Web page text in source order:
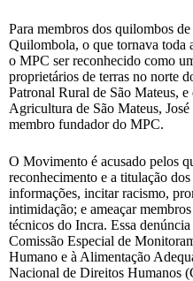
Para membros dos quilombos
Quilombola, o que tornava toda
o MPC ser reconhecido como
proprietários de terras no norte
Patronal Rural de São Mateus,
Agricultura de São Mateus,
membro fundador do MPC.
O Movimento é acusado pelos
reconhecimento e a titulação
informações, incitar racismo,
intimidação; e ameaçar
técnicos do Incra. Essa
Comissão Especial de
Humano e à Alimentação
Nacional de Direitos Humanos